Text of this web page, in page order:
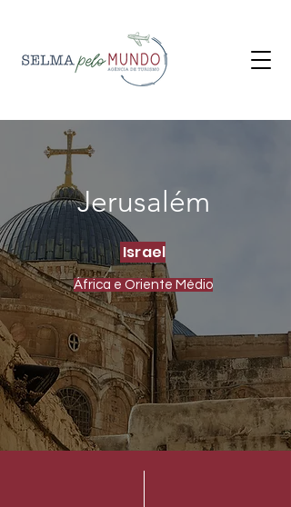
Jerusalém
Israel
África e Oriente Médio